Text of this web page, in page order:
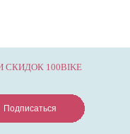
СКИДОК 100BIKE
Подписаться
Подписаться
Подписаться